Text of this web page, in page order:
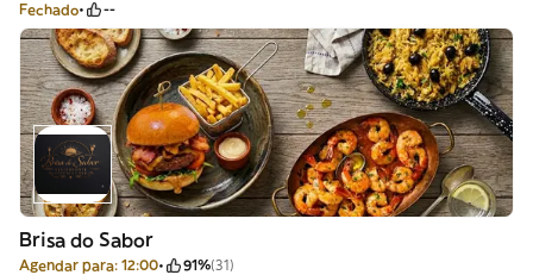
Fechado --
Brisa do Sabor
Agendar para: 12:00 91%(31)